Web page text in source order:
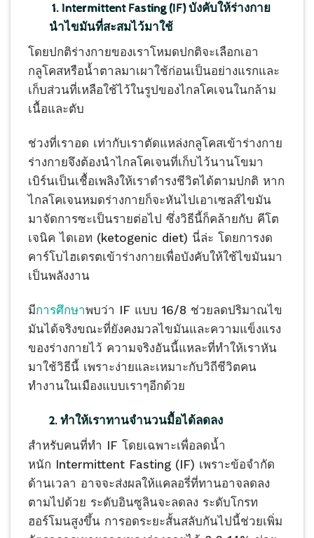
1. Intermittent Fasting (IF)บังคับให้ร่างกาย
นำไขมันที่สะสมไว้มาใช้
โดยปกติร่างกายของเราโหมดปกติจะเลือกเอา
กลูโคสหรือน้ำตาลมาเผาใช้ก่อนเป็นอย่างแรกและ
เก็บส่วนที่เหลือใช้ไว้ในรูปของไกลโคเจนในกล้าม
เนื้อและตับ
ช่วงที่เราอด เท่ากับเราตัดแหล่งกลูโคสเข้าร่างกาย
ร่างกายจึงต้องนำไกลโคเจนที่เก็บไว้นานโขมา
เบิร์นเป็นเชื้อเพลิงให้เราดำรงชีวิตได้ตามปกติ หาก
ไกลโคเจนหมดร่างกายก็จะหันไปเอาเซลส์ไขมัน
มาจัดการซะเป็นรายต่อไป ซึ่งวิธีนี้ก็คล้ายกับ คีโต
เจนิค ไดเอท (ketogenic diet) นี่ล่ะ โดยการงด
คาร์โบไฮเดรตเข้าร่างกายเพื่อบังคับให้ใช้ไขมันมา
เป็นพลังงาน
มีการศึกษาพบว่า IF แบบ 16/8 ช่วยลดปริมาณไข
มันได้จริงขณะที่ยังคงมวลไขมันและความแข็งแรง
ของร่างกายไว้ ความจริงอันนี้แหละที่ทำให้เราหัน
มาใช้วิธีนี้ เพราะง่ายและเหมาะกับวิถีชีวิตคน
ทำงานในเมืองแบบเราๆอีกด้วย
2. ทำให้เราทานจำนวนมื้อได้ลดลง
สำหรับคนที่ทำ IF โดยเฉพาะเพื่อลดน้ำ
หนัก Intermittent Fasting (IF) เพราะข้อจำกัด
ด้านเวลา อาจจะส่งผลให้แคลอรี่ที่ทานอาจลดลง
ตามไปด้วย ระดับอินซูลินจะลดลง ระดับโกรท
ฮอร์โมนสูงขึ้น การอดระยะสั้นสลับกันไปนี้ช่วยเพิ่ม